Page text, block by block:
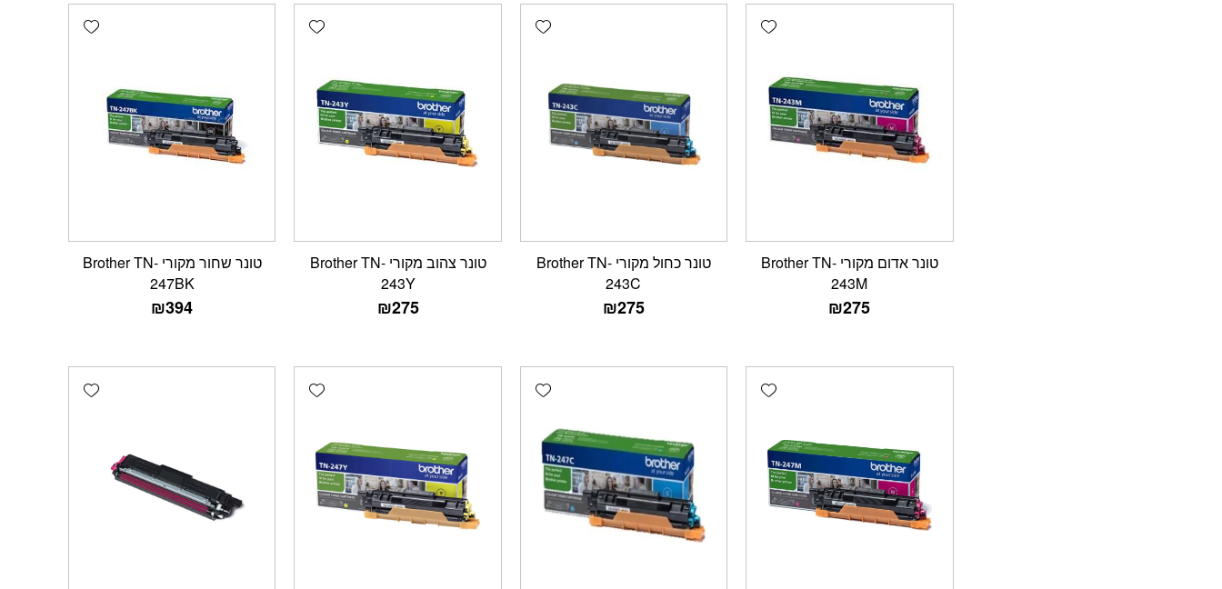
Add wishlist
טונר אדום מקורי Brother TN-
243M
₪275
Add wishlist
טונר כחול מקורי Brother TN-
243C
₪275
Add wishlist
טונר צהוב מקורי Brother TN-
243Y
₪275
Add wishlist
טונר שחור מקורי Brother TN-
247BK
₪394
Add wishlist
Add wishlist
Add wishlist
Add wishlist